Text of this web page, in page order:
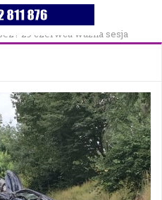
29 czerwca ważna sesja
już 19 czerwca w Łęcznej